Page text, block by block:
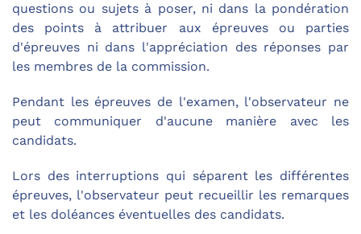
questions ou sujets à poser, ni dans la pondération
des points à attribuer aux épreuves ou parties
d'épreuves ni dans l'appréciation des réponses par
les membres de la commission.
Pendant les épreuves de l'examen, l'observateur ne
peut communiquer d'aucune manière avec les
candidats.
Lors des interruptions qui séparent les différentes
épreuves, l'observateur peut recueillir les remarques
et les doléances éventuelles des candidats.